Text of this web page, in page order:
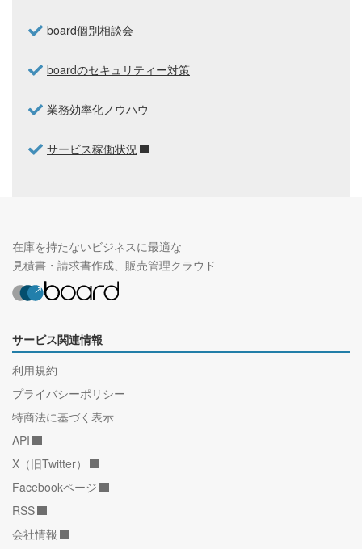
board個別相談会
boardのセキュリティー対策
業務効率化ノウハウ
サービス稼働状況
在庫を持たないビジネスに最適な
見積書・請求書作成、販売管理クラウド
サービス関連情報
利用規約
プライバシーポリシー
特商法に基づく表示
API
X（旧Twitter）
Facebookページ
RSS
会社情報